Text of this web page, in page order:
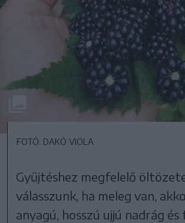
FOTÓ: DAKÓ VIOLA
Gyűjtéshez megfelelő
válasszunk, ha meleg van,
anyagú, hosszú ujjú nadrág és